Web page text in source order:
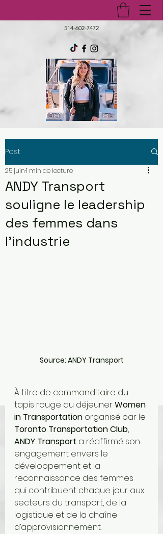
514-602-7472
Post
ANDY Transport
souligne le leadership
des femmes dans
l’industrie
25 juin1 min de lecture
Source: ANDY Transport
À titre de commanditaire du
tapis rouge du déjeuner Women
in Transportation organisé par le
Toronto Transportation Club,
ANDY Transport a réaffirmé son
engagement envers le
développement et la
reconnaissance des femmes
qui contribuent chaque jour aux
secteurs du transport, de la
logistique et de la chaîne
d’approvisionnement.